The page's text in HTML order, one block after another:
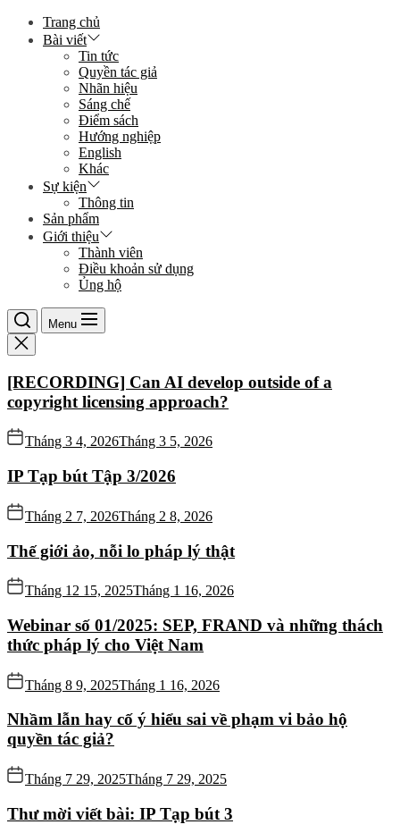
Skip
Trang chủ
Bài viết
Tin tức
Quyền tác giả
Nhãn hiệu
Sáng chế
Điểm sách
Hướng nghiệp
English
Khác
Sự kiện
Thông tin
Sản phẩm
Giới thiệu
Thành viên
Điều khoản sử dụng
Ủng hộ
Menu
[RECORDING] Can AI develop outside of a
copyright licensing approach?
Tháng 3 4, 2026Tháng 3 5, 2026
IP Tạp bút Tập 3/2026
Tháng 2 7, 2026Tháng 2 8, 2026
Thế giới ảo, nỗi lo pháp lý thật
Tháng 12 15, 2025Tháng 1 16, 2026
Webinar số 01/2025: SEP, FRAND và những thách
thức pháp lý cho Việt Nam
Tháng 8 9, 2025Tháng 1 16, 2026
Nhầm lẫn hay cố ý hiểu sai về phạm vi bảo hộ
quyền tác giả?
Tháng 7 29, 2025Tháng 7 29, 2025
Thư mời viết bài: IP Tạp bút 3